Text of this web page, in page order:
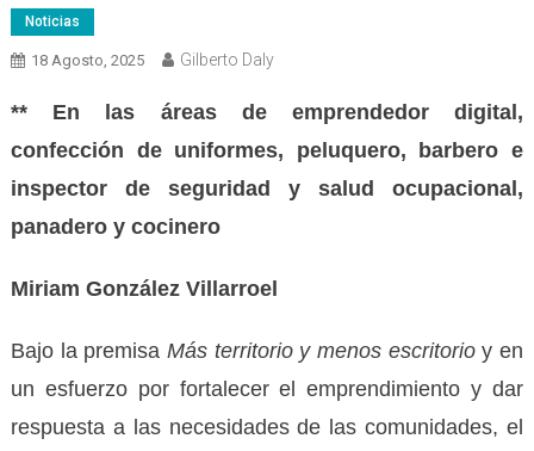
Noticias
18 Agosto, 2025 Gilberto Daly
** En las áreas de emprendedor digital,
confección de uniformes, peluquero, barbero e
inspector de seguridad y salud ocupacional,
panadero y cocinero
Miriam González Villarroel
Bajo la premisa Más territorio y menos escritorioy en
un esfuerzo por fortalecer el emprendimiento y dar
respuesta a las necesidades de las comunidades, el